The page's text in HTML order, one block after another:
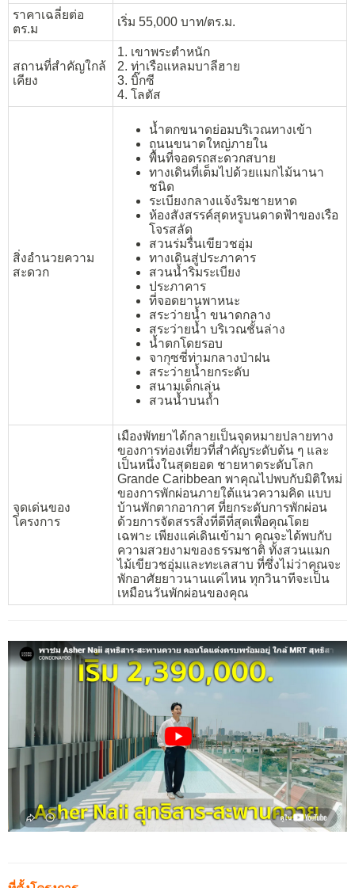
ราคาเฉลี่ยต่อ
ตร.ม
เริ่ม 55,000 บาท/ตร.ม.
สถานที่สำคัญใกล้
เคียง
1. เขาพระตำหนัก
2. ท่าเรือแหลมบาลีฮาย
3. บิ๊กซี
4. โลตัส
สิ่งอำนวยความ
สะดวก
น้ำตกขนาดย่อมบริเวณทางเข้า
ถนนขนาดใหญ่ภายใน
พื้นที่จอดรถสะดวกสบาย
ทางเดินที่เต็มไปด้วยแมกไม้นานา
ชนิด
ระเบียงกลางแจ้งริมชายหาด
ห้องสังสรรค์สุดหรูบนดาดฟ้าของเรือ
โจรสลัด
สวนร่มรื่นเขียวชอุ่ม
ทางเดินสู่ประภาคาร
สวนน้ำริมระเบียง
ประภาคาร
ที่จอดยานพาหนะ
สระว่ายน้ำ ขนาดกลาง
สระว่ายน้ำ บริเวณชั้นล่าง
น้ำตกโดยรอบ
จากุซซี่ท่ามกลางป่าฝน
สระว่ายน้ำยกระดับ
สนามเด็กเล่น
สวนน้ำบนถ้ำ
จุดเด่นของ
โครงการ
เมืองพัทยาได้กลายเป็นจุดหมายปลายทาง
ของการท่องเที่ยวที่สำคัญระดับต้น ๆ และ
เป็นหนึ่งในสุดยอด ชายหาดระดับโลก
Grande Caribbean พาคุณไปพบกับมิติใหม่
ของการพักผ่อนภายใต้แนวความคิด แบบ
บ้านพักตากอากาศ ที่ยกระดับการพักผ่อน
ด้วยการจัดสรรสิ่งที่ดีที่สุดเพื่อคุณโดย
เฉพาะ เพียงแค่เดินเข้ามา คุณจะได้พบกับ
ความสวยงามของธรรมชาติ ทั้งสวนแมก
ไม้เขียวชอุ่มและทะเลสาบ ที่ซึ่งไม่ว่าคุณจะ
พักอาศัยยาวนานแค่ไหน ทุกวินาทีจะเป็น
เหมือนวันพักผ่อนของคุณ